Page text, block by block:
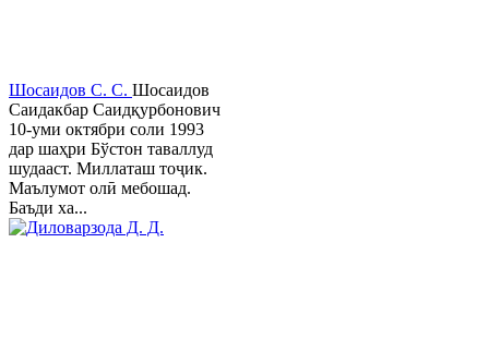
Шосаидов С. С. Шосаидов
Саидакбар Саидқурбонович
10-уми октябри соли 1993
дар шаҳри Бўстон таваллуд
шудааст. Миллаташ тоҷик.
Маълумот олӣ мебошад.
Баъди ха...